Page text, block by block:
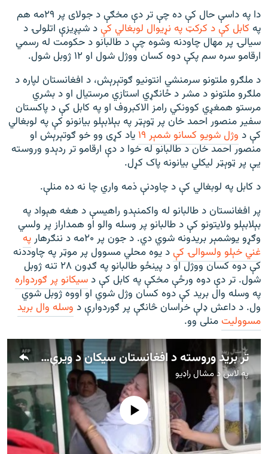
دا په داسې حال کې ده چې تر دې مخګې د جولای پر ۲۹مه هم
په کابل کې د کرکټ په نړیوال لوبغالي کېد شپږیزې اتلولۍ د
سیالۍ پر مهال چاودنه وشوه چې د طالبانو د حکومت له رسمي
ارقامو سره سم پکې دوه کسان ووژل شول او ۱۲ ژوبل شول.
د ملګرو ملتونو سرمنشي انتونیو ګوتېرېش، د افغانستان لپاره د
ملګرو ملتونو د مشر د ځانګړي استازي مرستیال او د بشري
مرستو همغږي کوونکي رامز الاکبروف او په کابل کې د پاکستان
سفیر منصور احمد خان پر ټوېټر په بېلابېلو بیانونو کې په لوبغالي
کې د وژل شویو کسانو شمېر ۱۹
یاد کړی وو خو ګوتېرېش او
منصور احمد خان د طالبانو له خوا د دې ارقامو تر ردېدو وروسته
یې پر ټوېټر لیکلي بیانونه پاک کړل.
د کابل په لوبغالي کې د چاودنې ذمه واري چا نه ده منلې.
پر افغانستان د طالبانو له واکمنېدو راهیسې د هغه هېواد په
بېلابېلو ولایتونو کې د طالبانو پر وسله والو او همداراز پر ولسي
وګړو یوشمېر بریدونه شوي دي. د جون پر ۲۰مه د ننګرهار
په
غني خېلو ولسوالۍ کېد یوه محلي مسوول پر موټر په چاوددنه
کې دوه کسان ووژل او د پینځو طالبانو په ګډون ۲۸ تنه ژوبل
شول. تر دې دوه ورځې مخکې په کابل کې دسیکانو پر ګوردواره
په وسله وال برید کې دوه کسان وژل شوي او اووه ژوبل شوي
ول. د داعش ډلې خراسان څانګې پر ګوردوارې د وسله وال برید
مسوولیتمنلی وو.
تر برید وروسته د افغانستان سیکان د ویرې ښکار دي
په لاس دمشال راډیو
هېڅ میډیايي سرچینه اوس نشته